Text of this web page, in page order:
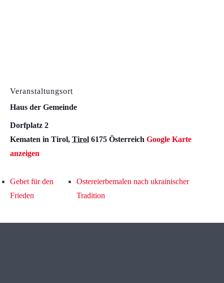
Veranstaltungsort
Haus der Gemeinde
Dorfplatz 2
Kematen in Tirol, Tirol 6175 Österreich Google Karte
anzeigen
Gebet für den
Frieden
Ostereierbemalen nach ukrainischer
Tradition